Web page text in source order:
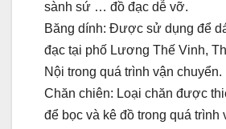
sành sứ … đồ đạc dễ vỡ.
Băng dính: Được sử dụng để
đạc tại phố Lương Thế Vinh,
Nội trong quá trình vận chuyển.
Chăn chiên: Loại chăn được
để bọc và kê đồ trong quá trình